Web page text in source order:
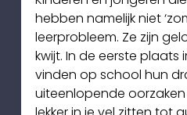
hebben namelijk niet
leerprobleem. Ze zijn
kwijt. In de eerste plaats
vinden op school hun
uiteenlopende